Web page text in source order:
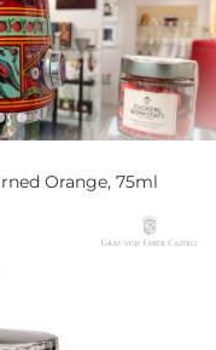
Orange, 75ml